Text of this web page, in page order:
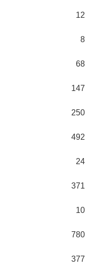
12
8
68
147
250
492
24
371
10
780
377